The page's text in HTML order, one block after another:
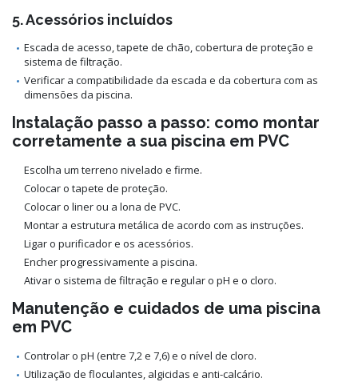
5. Acessórios incluídos
Escada de acesso, tapete de chão, cobertura de proteção e
sistema de filtração.
Verificar a compatibilidade da escada e da cobertura com as
dimensões da piscina.
Instalação passo a passo: como montar
corretamente a sua piscina em PVC
Escolha um terreno nivelado e firme.
Colocar o tapete de proteção.
Colocar o liner ou a lona de PVC.
Montar a estrutura metálica de acordo com as instruções.
Ligar o purificador e os acessórios.
Encher progressivamente a piscina.
Ativar o sistema de filtração e regular o pH e o cloro.
Manutenção e cuidados de uma piscina
em PVC
Controlar o pH (entre 7,2 e 7,6) e o nível de cloro.
Utilização de floculantes, algicidas e anti-calcário.